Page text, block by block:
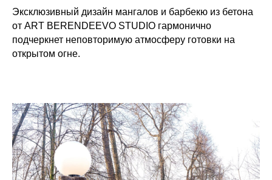
Эксклюзивный дизайн мангалов и барбекю из бетона
от ART BERENDEEVO STUDIO гармонично
подчеркнет неповторимую атмосферу готовки на
открытом огне.